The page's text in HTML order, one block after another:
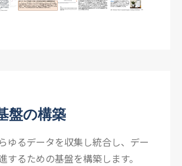
盤の構築
ゆるデータを収集し統合し、デー
するための基盤を構築します。